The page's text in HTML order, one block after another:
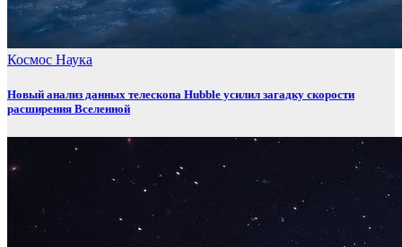
Космос Наука
Новый анализ данных телескопа Hubble усилил загадку скорости
расширения Вселенной